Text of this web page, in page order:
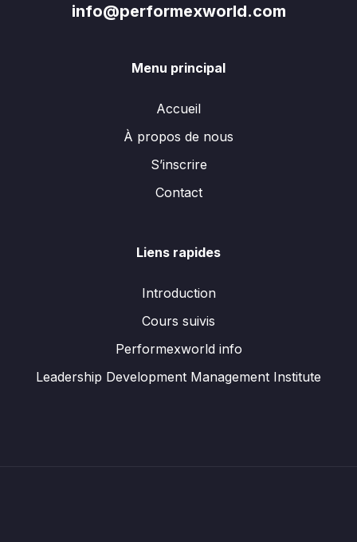
info@performexworld.com
Menu principal
Accueil
À propos de nous
S’inscrire
Contact
Liens rapides
Introduction
Cours suivis
Performexworld info
Leadership Development Management Institute